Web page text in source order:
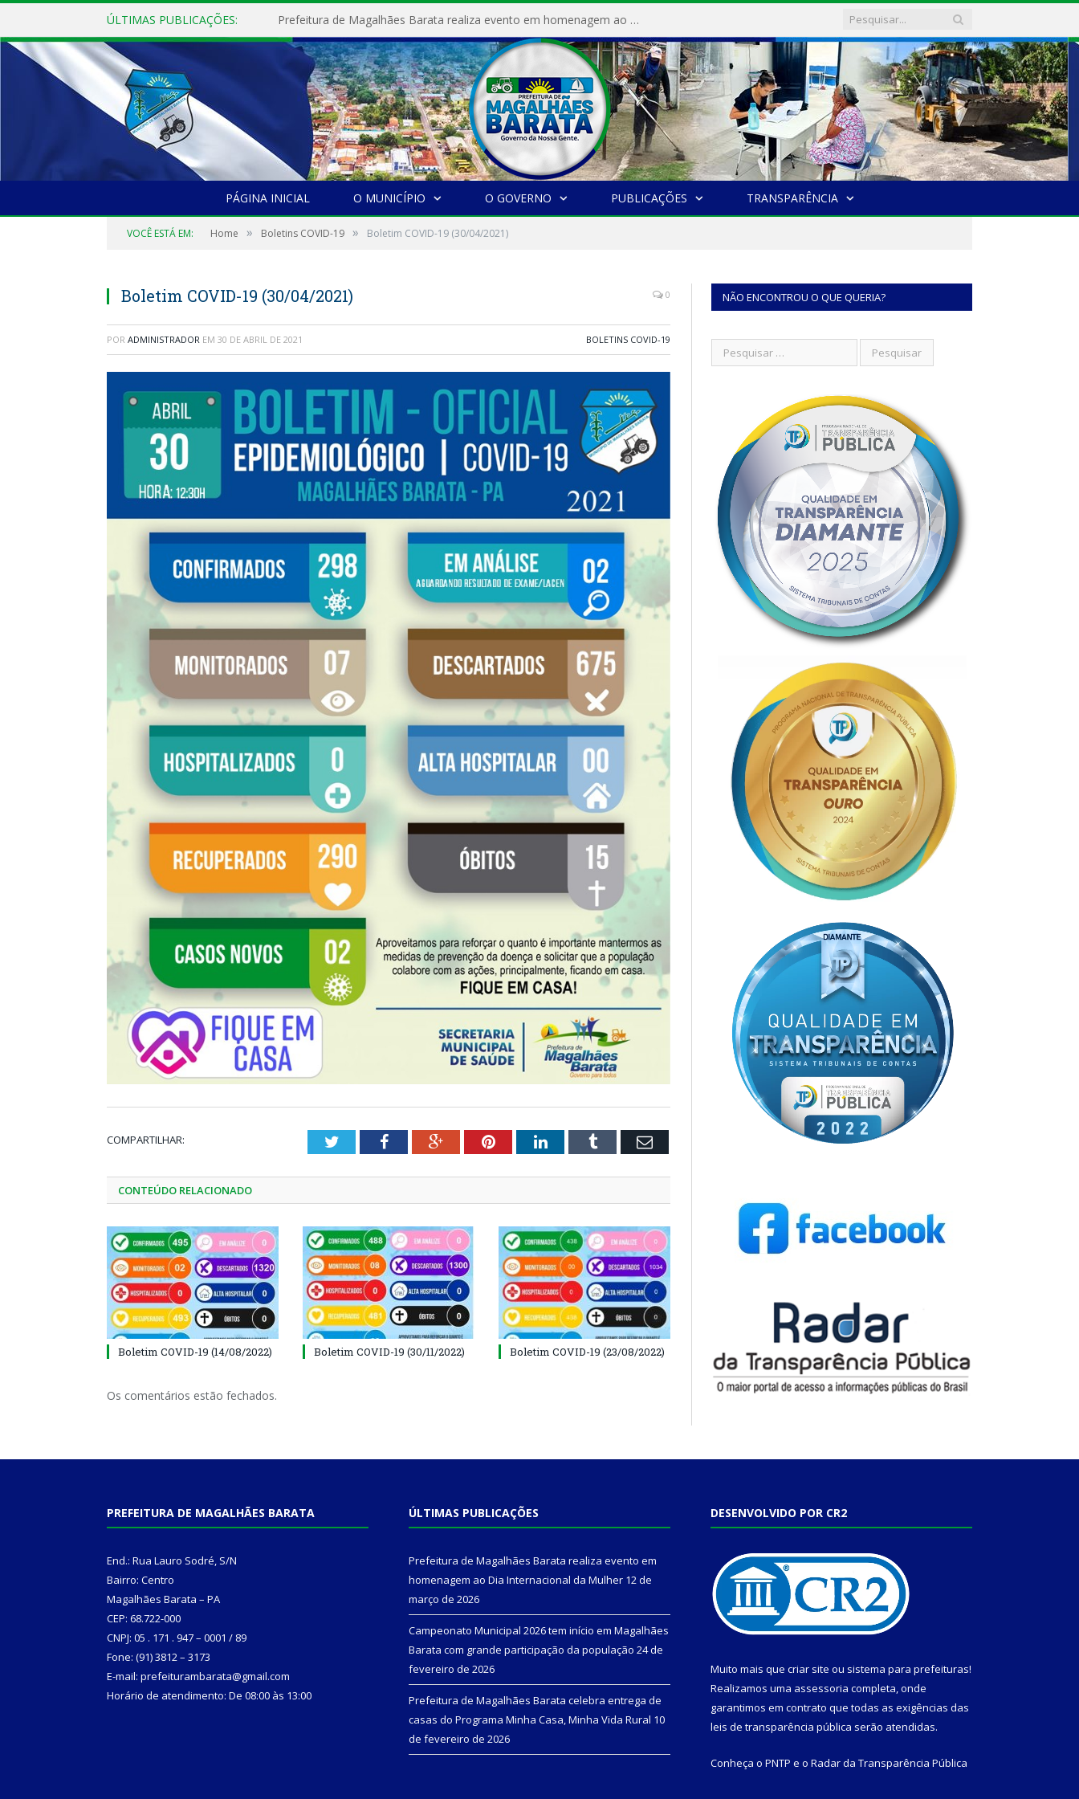
ÚLTIMAS PUBLICAÇÕES: Prefeitura de Magalhães Barata realiza evento em homenagem ao Dia Internacional da Mulher
PÁGINA INICIAL O MUNICÍPIO O GOVERNO PUBLICAÇÕES TRANSPARÊNCIA
VOCÊ ESTÁ EM: Home » Boletins COVID-19 » Boletim COVID-19 (30/04/2021)
Boletim COVID-19 (30/04/2021) 0
POR ADMINISTRADOR EM 30 DE ABRIL DE 2021 BOLETINS COVID-19
COMPARTILHAR: TwitterFacebookGoogle+PinterestLinkedInTumblr Email
CONTEÚDO RELACIONADO
Boletim COVID-19 (14/08/2022) Boletim COVID-19 (30/11/2022) Boletim COVID-19 (23/08/2022)
Os comentários estão fechados.
NÃO ENCONTROU O QUE QUERIA?
PREFEITURA DE MAGALHÃES BARATA
End.: Rua Lauro Sodré, S/N
Bairro: Centro
Magalhães Barata – PA
CEP: 68.722-000
CNPJ: 05 . 171 . 947 – 0001 / 89
Fone: (91) 3812 – 3173
E-mail: prefeiturambarata@gmail.com
Horário de atendimento: De 08:00 às 13:00
ÚLTIMAS PUBLICAÇÕES
Prefeitura de Magalhães Barata realiza evento em
homenagem ao Dia Internacional da Mulher 12 de
março de 2026
Campeonato Municipal 2026 tem início em Magalhães
Barata com grande participação da população 24 de
fevereiro de 2026
Prefeitura de Magalhães Barata celebra entrega de
casas do Programa Minha Casa, Minha Vida Rural 10
de fevereiro de 2026
DESENVOLVIDO POR CR2
Muito mais que criar site ou sistema para prefeituras!
Realizamos uma assessoria completa, onde
garantimos em contrato que todas as exigências das
leis de transparência pública serão atendidas.
Conheça o PNTP e o Radar da Transparência Pública